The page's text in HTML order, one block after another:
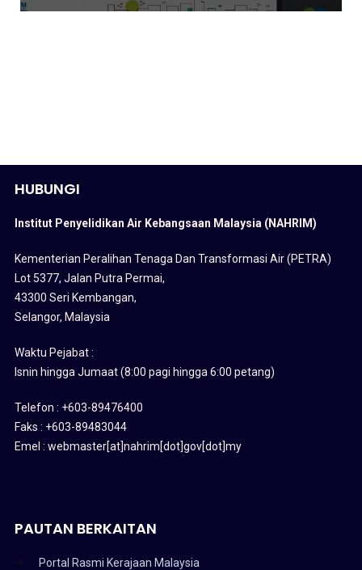
HUBUNGI
Institut Penyelidikan Air Kebangsaan Malaysia (NAHRIM)
Kementerian Peralihan Tenaga Dan Transformasi Air (PETRA)
Lot 5377, Jalan Putra Permai,
43300 Seri Kembangan,
Selangor, Malaysia
Waktu Pejabat :
Isnin hingga Jumaat (8:00 pagi hingga 6:00 petang)
Telefon : +603-89476400
Faks : +603-89483044
Emel : webmaster[at]nahrim[dot]gov[dot]my
PAUTAN BERKAITAN
Portal Rasmi Kerajaan Malaysia